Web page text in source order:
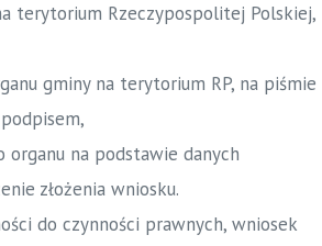
terytorium Rzeczypospolitej Polskiej,
gminy na terytorium RP, na piśmie
na podstawie danych
złożenia wniosku.
do czynności prawnych, wniosek